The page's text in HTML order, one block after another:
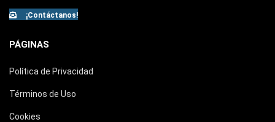
¡Contáctanos!
PÁGINAS
Política de Privacidad
Términos de Uso
Cookies